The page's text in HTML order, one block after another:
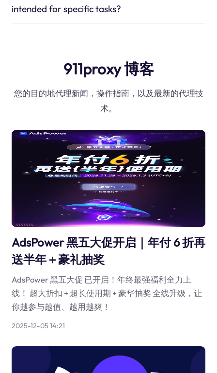
intended for specific tasks?
911proxy 博客
您的目的地代理新闻，操作指南，以及最新的代理技
术。
AdsPower 黑五大促开启｜年付 6 折再
送半年＋豪礼抽奖
AdsPower 黑五大促 已开启！年终最强福利全力上
线！ 超大折扣 + 超长使用期 + 豪华抽奖 全线升级，让
你越参与越值、越用越爽！
2025-12-05 14:21